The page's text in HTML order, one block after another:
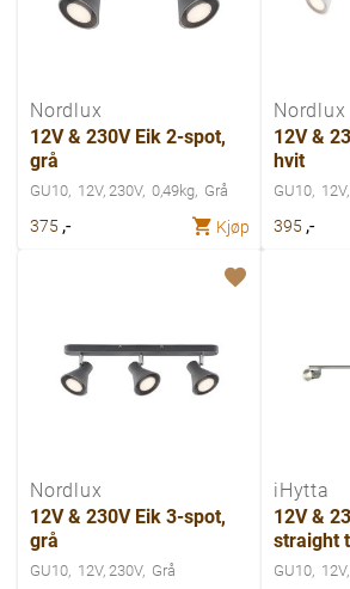
Nordlux
12V & 230V Eik 2-spot,
grå
GU10 12V, 230V 0,49kg Grå
375 ,- Kjøp
Nordlux
12V &
hvit
GU10
395 ,-
Nordlux
12V & 230V Eik 3-spot,
grå
GU10 12V, 230V Grå
iHytta
12V &
straight
GU10